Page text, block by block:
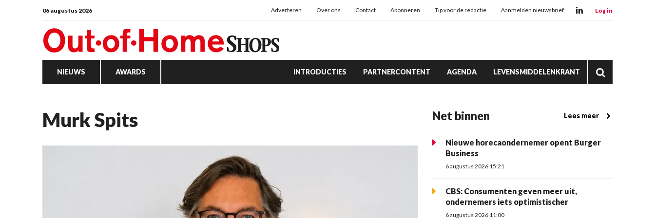
06 augustus 2026 Adverteren Over ons Contact Abonneren Tip voor de redactie Aanmelden nieuwsbrief Log in
NIEUWS AWARDS INTRODUCTIES PARTNERCONTENT AGENDA LEVENSMIDDELENKRANT
Murk Spits Net binnen Lees meer
Nieuwe horecaondernemer opent Burger
Business
6 augustus 2026 15:21
CBS: Consumenten geven meer uit,
ondernemers iets optimistischer
6 augustus 2026 11:00